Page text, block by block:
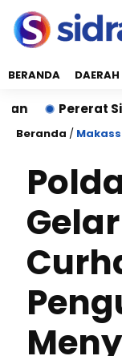
BERANDA DAERAH
Pererat Sinergi,
Beranda /